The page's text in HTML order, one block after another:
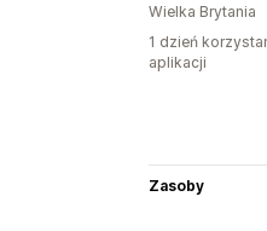
Wielka Brytania
1 dzień
aplikacji
Zasoby